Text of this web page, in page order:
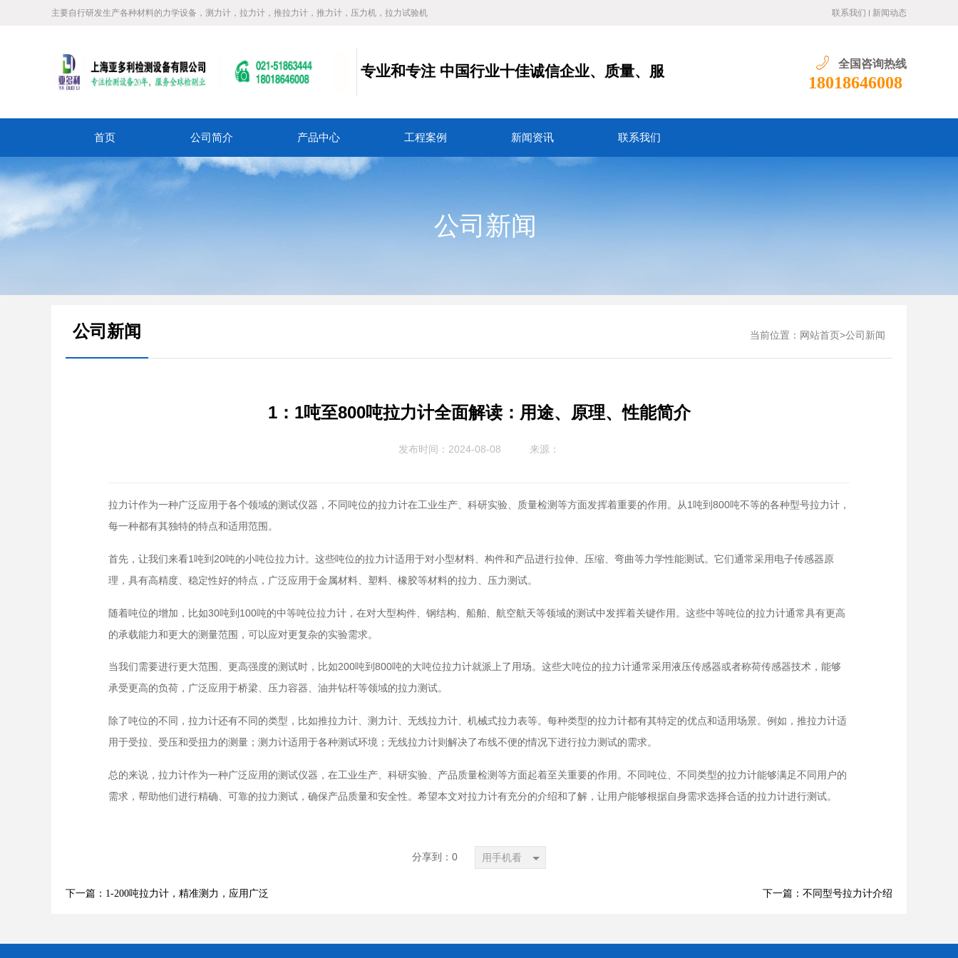
主要自行研发生产各种材料的力学设备，测力计，拉力计，推拉力计，推力计，压力机，拉力试验机 联系我们 新闻动态
专业和专注 中国行业十佳诚信企业、质量、服 全国咨询热线
18018646008
首页 公司简介 产品中心 工程案例 新闻资讯 联系我们
公司新闻
公司新闻 当前位置： 网站首页 >公司新闻
1：1吨至800吨拉力计全面解读：用途、原理、性能简介
发布时间：2024-08-08 来源：
拉力计作为一种广泛应用于各个领域的测试仪器，不同吨位的拉力计在工业生产、科研实验、质量检测等方面发挥着重要的作用。从1吨到800吨不等的各种型号拉力计，
每一种都有其独特的特点和适用范围。
首先，让我们来看1吨到20吨的小吨位拉力计。这些吨位的拉力计适用于对小型材料、构件和产品进行拉伸、压缩、弯曲等力学性能测试。它们通常采用电子传感器原
理，具有高精度、稳定性好的特点，广泛应用于金属材料、塑料、橡胶等材料的拉力、压力测试。
随着吨位的增加，比如30吨到100吨的中等吨位拉力计，在对大型构件、钢结构、船舶、航空航天等领域的测试中发挥着关键作用。这些中等吨位的拉力计通常具有更高
的承载能力和更大的测量范围，可以应对更复杂的实验需求。
当我们需要进行更大范围、更高强度的测试时，比如200吨到800吨的大吨位拉力计就派上了用场。这些大吨位的拉力计通常采用液压传感器或者称荷传感器技术，能够
承受更高的负荷，广泛应用于桥梁、压力容器、油井钻杆等领域的拉力测试。
除了吨位的不同，拉力计还有不同的类型，比如推拉力计、测力计、无线拉力计、机械式拉力表等。每种类型的拉力计都有其特定的优点和适用场景。例如，推拉力计适
用于受拉、受压和受扭力的测量；测力计适用于各种测试环境；无线拉力计则解决了布线不便的情况下进行拉力测试的需求。
总的来说，拉力计作为一种广泛应用的测试仪器，在工业生产、科研实验、产品质量检测等方面起着至关重要的作用。不同吨位、不同类型的拉力计能够满足不同用户的
需求，帮助他们进行精确、可靠的拉力测试，确保产品质量和安全性。希望本文对拉力计有充分的介绍和了解，让用户能够根据自身需求选择合适的拉力计进行测试。
分享到： 0 用手机看
下一篇：1-200吨拉力计，精准测力，应用广泛 下一篇：不同型号拉力计介绍